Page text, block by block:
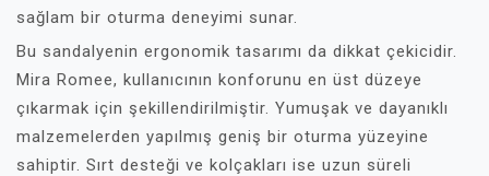
sağlam bir oturma deneyimi sunar.
Bu sandalyenin ergonomik tasarımı da dikkat çekicidir.
Mira Romee, kullanıcının konforunu en üst düzeye
çıkarmak için şekillendirilmiştir. Yumuşak ve dayanıklı
malzemelerden yapılmış geniş bir oturma yüzeyine
sahiptir. Sırt desteği ve kolçakları ise uzun süreli